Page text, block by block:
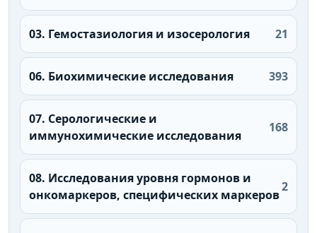
03. Гемостазиология и изосерология 21
06. Биохимические исследования 393
07. Серологические и
иммунохимические исследования
168
08. Исследования уровня гормонов и
онкомаркеров, специфических маркеров
2